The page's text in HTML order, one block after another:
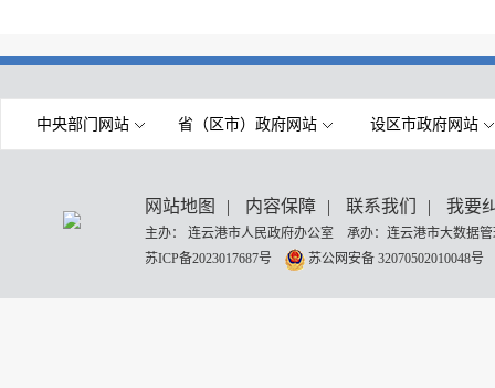
中央部门网站 省（区市）政府网站 设区市政府网站
网站地图 | 内容保障 | 联系我们 | 我要
主办： 连云港市人民政府办公室 承办：连云港市大数据
苏ICP备2023017687号
苏公网安备 32070502010048号